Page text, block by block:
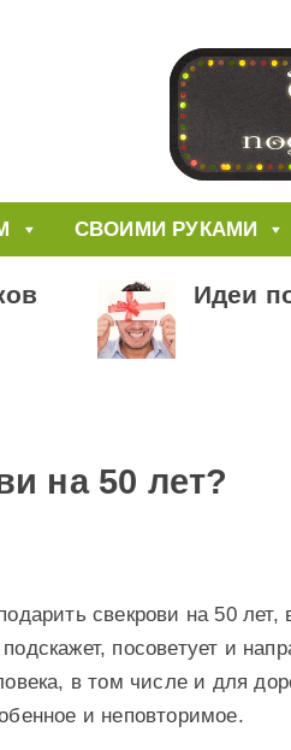
СВОИМИ РУКАМИ
Идеи
на 50 лет?
свекрови на 50 лет,
посоветует и
в том числе и для
и неповторимое.